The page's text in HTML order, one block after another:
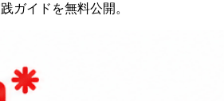
ガイドを無料公開。